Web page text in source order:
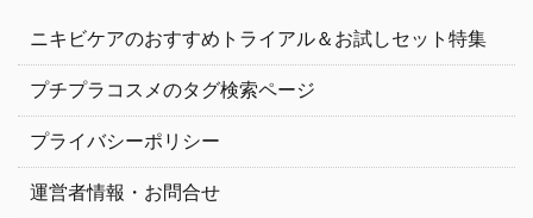
ニキビケアのおすすめトライアル＆お試しセット特集
プチプラコスメのタグ検索ページ
プライバシーポリシー
運営者情報・お問合せ